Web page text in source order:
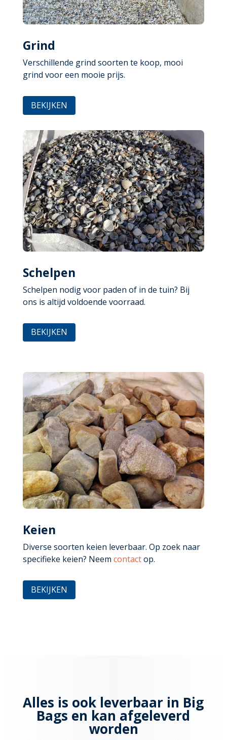
Grind
Verschillende grind soorten te koop, mooi
grind voor een mooie prijs.
BEKIJKEN
Schelpen
Schelpen nodig voor paden of in de tuin? Bij
ons is altijd voldoende voorraad.
BEKIJKEN
Keien
Diverse soorten keien leverbaar. Op zoek naar
specifieke keien? Neem contactop.
BEKIJKEN
Alles is ook leverbaar in Big
Bags en kan afgeleverd
worden